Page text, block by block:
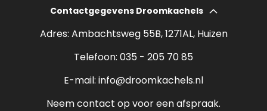
Bio ethanol haarden
Sfeerhaarden
Open haard
Contactgegevens Droomkachels
Adres: Ambachtsweg 55B, 1271AL, Huizen
Telefoon: 035 - 205 70 85
E-mail: info@droomkachels.nl
Neem contact op voor een afspraak.